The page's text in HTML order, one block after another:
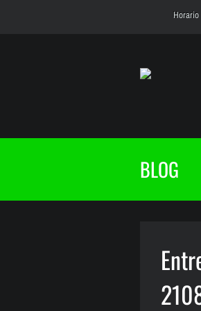
Horario
BLOG